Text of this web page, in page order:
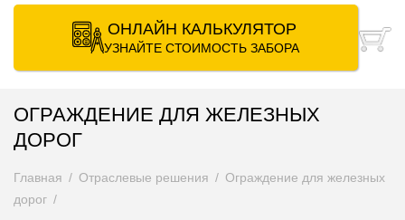
ОНЛАЙН КАЛЬКУЛЯТОР
УЗНАЙТЕ СТОИМОСТЬ ЗАБОРА
ОГРАЖДЕНИЕ ДЛЯ ЖЕЛЕЗНЫХ
ДОРОГ
Главная Отраслевые решения
Ограждение для железных
дорог